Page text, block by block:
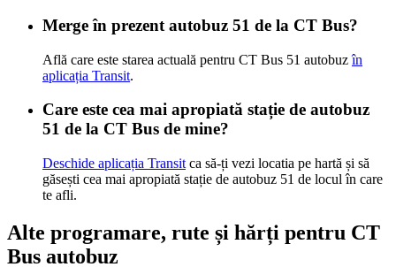
Merge în prezent autobuz 51 de la CT Bus?
Află care este starea actuală pentru CT Bus 51 autobuzîn
aplicația Transit.
Care este cea mai apropiată stație de autobuz
51 de la CT Bus de mine?
Deschide aplicația Transit ca să-ți vezi locatia pe hartă și să
găsești cea mai apropiată stație de autobuz 51 de locul în care
te afli.
Alte programare, rute și hărți pentru CT
Bus autobuz